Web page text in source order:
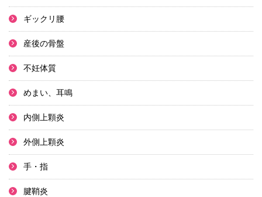
ギックリ腰
産後の骨盤
不妊体質
めまい、耳鳴
内側上顆炎
外側上顆炎
手・指
腱鞘炎